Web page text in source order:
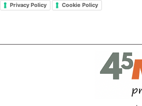
Privacy Policy Cookie Policy